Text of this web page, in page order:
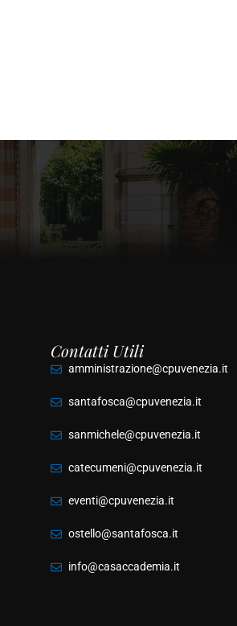
Contatti Utili
amministrazione@cpuvenezia.it
santafosca@cpuvenezia.it
sanmichele@cpuvenezia.it
catecumeni@cpuvenezia.it
eventi@cpuvenezia.it
ostello@santafosca.it
info@casaccademia.it